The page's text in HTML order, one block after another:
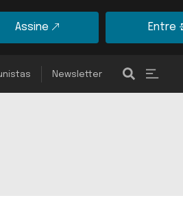
Assine Entre
Newsletter